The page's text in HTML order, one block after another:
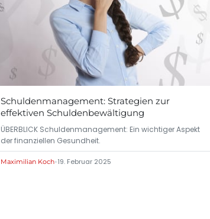
Schuldenmanagement: Strategien zur
effektiven Schuldenbewältigung
ÜBERBLICK Schuldenmanagement: Ein wichtiger Aspekt
der finanziellen Gesundheit.
Maximilian Koch•19. Februar 2025